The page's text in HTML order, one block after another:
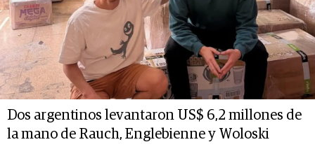
Dos argentinos levantaron US$ 6,2 millones de
la mano de Rauch, Englebienne y Woloski